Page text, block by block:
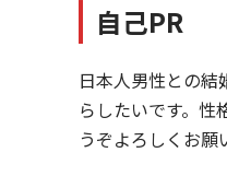
自己PR
日本人男性との
らしたいです。性
うぞよろしくお願